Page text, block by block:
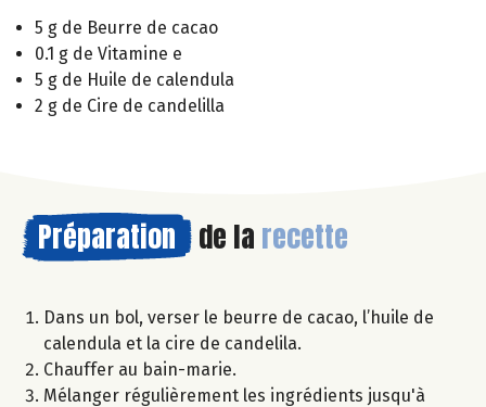
5 g de Beurre de cacao
0.1 g de Vitamine e
5 g de Huile de calendula
2 g de Cire de candelilla
Préparation de la recette
Dans un bol, verser le beurre de cacao, l’huile de
calendula et la cire de candelila.
Chauffer au bain-marie.
Mélanger régulièrement les ingrédients jusqu'à